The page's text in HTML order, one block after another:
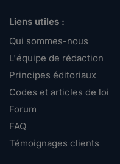
Liens utiles :
Qui sommes-nous
L'équipe de rédaction
Principes éditoriaux
Codes et articles de loi
Forum
FAQ
Témoignages clients